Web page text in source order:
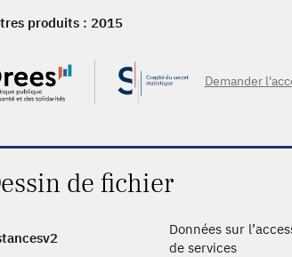
produits : 2015
Demander
de fichier
Données sur
de services